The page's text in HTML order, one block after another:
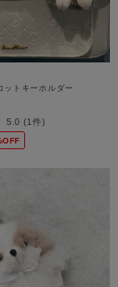
ットキーホルダー
5.0 (1件)